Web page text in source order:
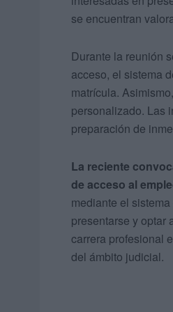
se encuentran
Durante la reunión
acceso, el sistema
matrícula.
personalizado. Las
preparación de
La reciente
de acceso al
mediante el
presentarse y optar
carrera profesional
del ámbito judicial.